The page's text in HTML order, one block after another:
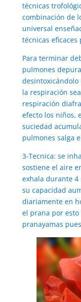
técnicas
combinación de
universal
técnicas eficaces
Para terminar
pulmones
la respiración
respiración
efecto los niños,
suciedad
pulmones salga
3-Tecnica: se
sostiene el aire
exhala durante 4
su capacidad
diariamente en
el prana por esto
pranayamas